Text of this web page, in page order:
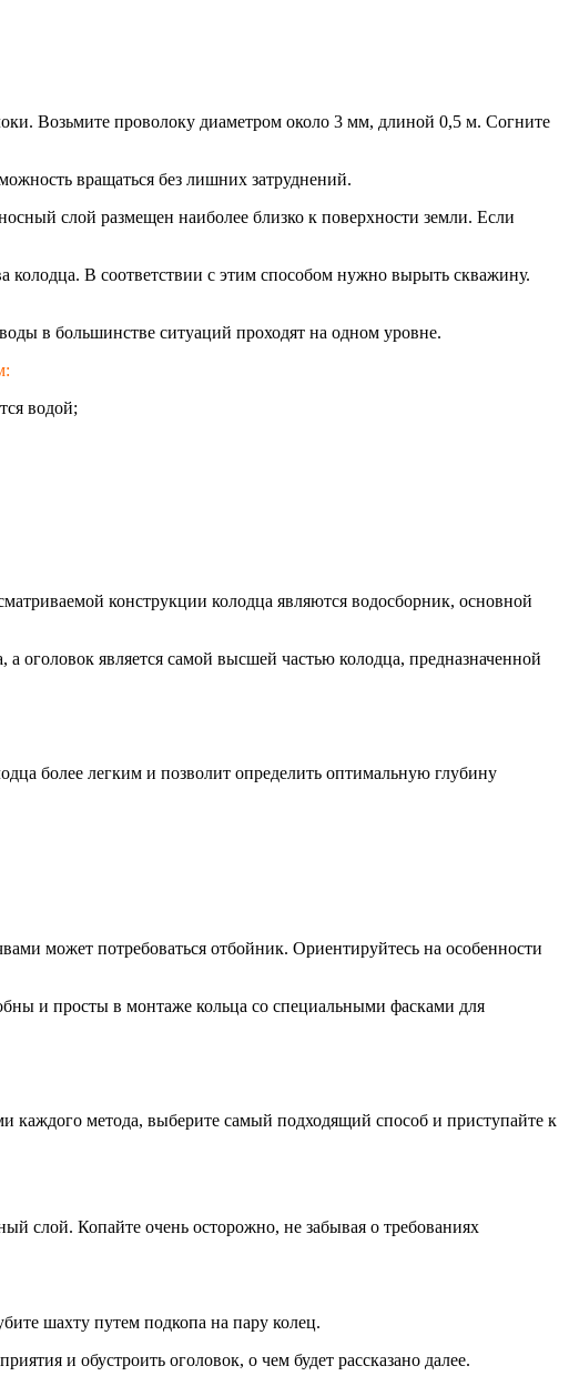
Возьмите проволоку диаметром около 3 мм, длиной 0,5 м. Согните
вращаться без лишних затруднений.
слой размещен наиболее близко к поверхности земли. Если
колодца. В соответствии с этим способом нужно вырыть скважину.
в большинстве ситуаций проходят на одном уровне.
водой;
конструкции колодца являются водосборник, основной
оголовок является самой высшей частью колодца, предназначенной
более легким и позволит определить оптимальную глубину
может потребоваться отбойник. Ориентируйтесь на особенности
и просты в монтаже кольца со специальными фасками для
каждого метода, выберите самый подходящий способ и приступайте к
слой. Копайте очень осторожно, не забывая о требованиях
шахту путем подкопа на пару колец.
и обустроить оголовок, о чем будет рассказано далее.